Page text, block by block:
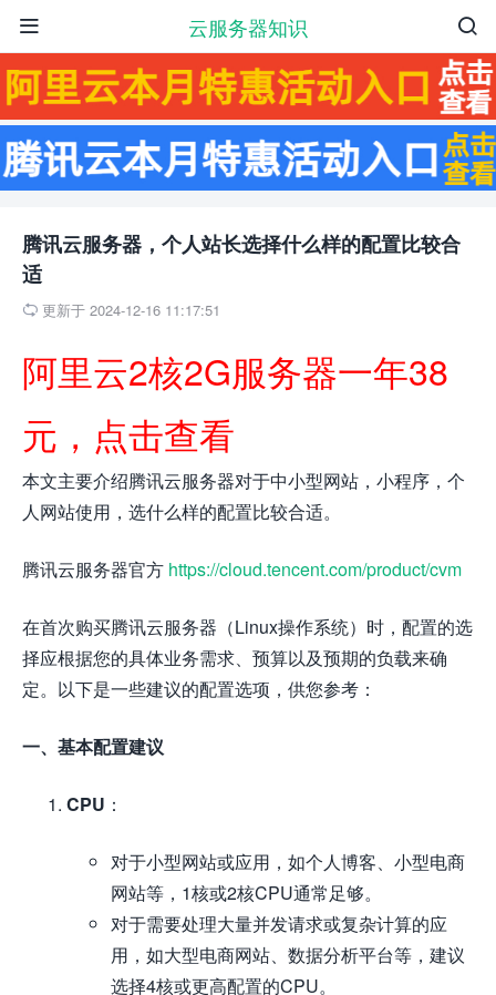
云服务器知识 

腾讯云服务器，个人站长选择什么样的配置比较合
适
 更新于 2024-12-16 11:17:51
阿里云2核2G服务器一年38
元，点击查看
本文主要介绍腾讯云服务器对于中小型网站，小程序，个
人网站使用，选什么样的配置比较合适。
腾讯云服务器官方 https://cloud.tencent.com/product/cvm
在首次购买腾讯云服务器（Linux操作系统）时，配置的选
择应根据您的具体业务需求、预算以及预期的负载来确
定。以下是一些建议的配置选项，供您参考：
一、基本配置建议
CPU ：
对于小型网站或应用，如个人博客、小型电商
网站等，1核或2核CPU通常足够。
对于需要处理大量并发请求或复杂计算的应
用，如大型电商网站、数据分析平台等，建议
选择4核或更高配置的CPU。